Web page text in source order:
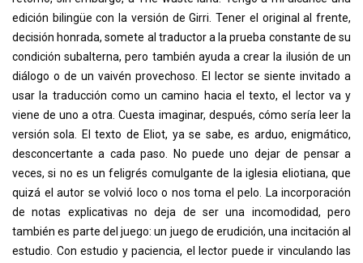
edición bilingüe con la versión de Girri. Tener el original al frente,
decisión honrada, somete al traductor a la prueba constante de su
condición subalterna, pero también ayuda a crear la ilusión de un
diálogo o de un vaivén provechoso. El lector se siente invitado a
usar la traducción como un camino hacia el texto, el lector va y
viene de uno a otra. Cuesta imaginar, después, cómo sería leer la
versión sola. El texto de Eliot, ya se sabe, es arduo, enigmático,
desconcertante a cada paso. No puede uno dejar de pensar a
veces, si no es un feligrés comulgante de la iglesia eliotiana, que
quizá el autor se volvió loco o nos toma el pelo. La incorporación
de notas explicativas no deja de ser una incomodidad, pero
también es parte del juego: un juego de erudición, una incitación al
estudio. Con estudio y paciencia, el lector puede ir vinculando las